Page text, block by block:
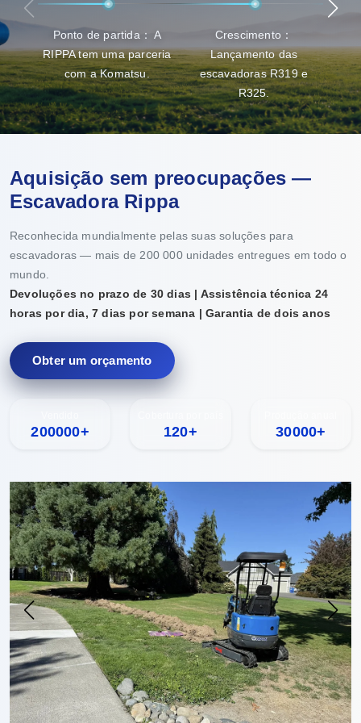
Ponto de partida： A
RIPPA tem uma parceria
com a Komatsu.
Crescimento：
Lançamento das
escavadoras R319 e
R325.
Aquisição sem preocupações —
Escavadora Rippa
Reconhecida mundialmente pelas suas soluções para
escavadoras — mais de 200 000 unidades entregues em todo o
mundo.
Devoluções no prazo de 30 dias | Assistência técnica 24
horas por dia, 7 dias por semana | Garantia de dois anos
Obter um orçamento
200000+ 120+ 30000+